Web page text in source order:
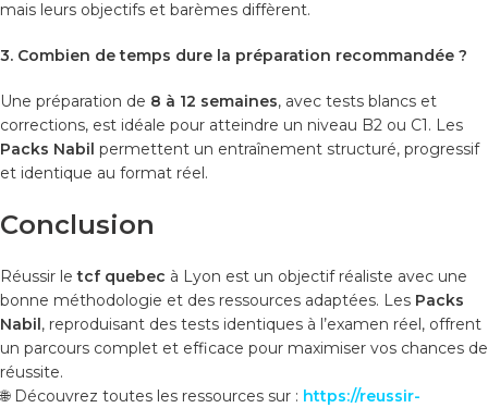
mais leurs objectifs et barèmes diffèrent.
3. Combien de temps dure la préparation recommandée ?
Une préparation de 8 à 12 semaines, avec tests blancs et
corrections, est idéale pour atteindre un niveau B2 ou C1. Les
Packs Nabil permettent un entraînement structuré, progressif
et identique au format réel.
Conclusion
Réussir letcf quebec à Lyon est un objectif réaliste avec une
bonne méthodologie et des ressources adaptées. Les Packs
Nabil, reproduisant des tests identiques à l’examen réel, offrent
un parcours complet et efficace pour maximiser vos chances de
réussite.
🌐 Découvrez toutes les ressources sur : https://reussir-